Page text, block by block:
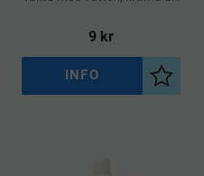
9 kr
Lägg
INFO